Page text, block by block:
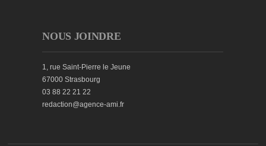
NOUS JOINDRE
1, rue Saint-Pierre le Jeune
67000 Strasbourg
03 88 22 21 22
redaction@agence-ami.fr